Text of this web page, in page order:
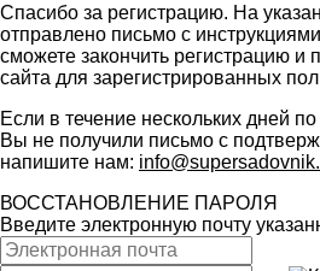
Спасибо за регистрацию. На
отправлено письмо с
сможете закончить регистрацию и
сайта для зарегистрированных
Если в течение нескольких дней
Вы не получили письмо с
напишите нам:
ВОССТАНОВЛЕНИЕ ПАРОЛЯ
Введите электронную почту